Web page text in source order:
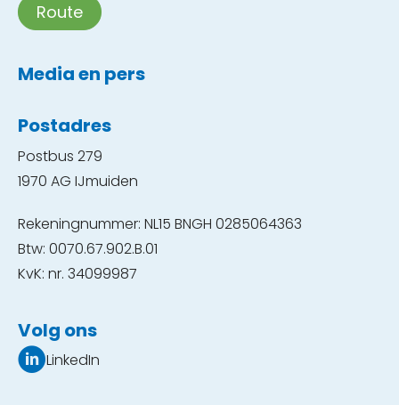
Route
Media en pers
Postadres
Postbus 279
1970 AG IJmuiden
Rekeningnummer: NL15 BNGH 0285064363
Btw: 0070.67.902.B.01
KvK: nr. 34099987
Volg ons
LinkedIn